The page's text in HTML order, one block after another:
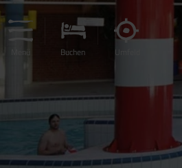
Menü Buchen Umfeld